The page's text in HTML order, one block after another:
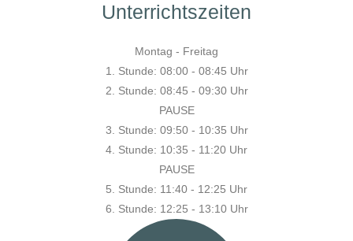
Unterrichtszeiten
Montag - Freitag
1. Stunde: 08:00 - 08:45 Uhr
2. Stunde: 08:45 - 09:30 Uhr
PAUSE
3. Stunde: 09:50 - 10:35 Uhr
4. Stunde: 10:35 - 11:20 Uhr
PAUSE
5. Stunde: 11:40 - 12:25 Uhr
6. Stunde: 12:25 - 13:10 Uhr